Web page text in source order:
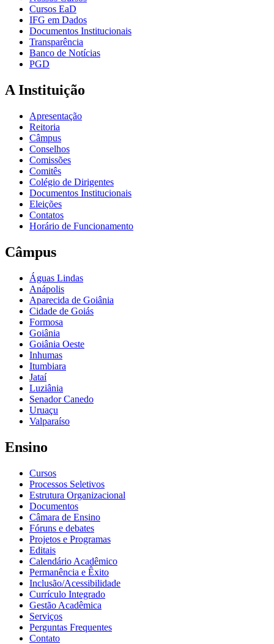
Cursos EaD
IFG em Dados
Documentos Institucionais
Transparência
Banco de Notícias
PGD
A Instituição
Apresentação
Reitoria
Câmpus
Conselhos
Comissões
Comitês
Colégio de Dirigentes
Documentos Institucionais
Eleições
Contatos
Horário de Funcionamento
Câmpus
Águas Lindas
Anápolis
Aparecida de Goiânia
Cidade de Goiás
Formosa
Goiânia
Goiânia Oeste
Inhumas
Itumbiara
Jataí
Luziânia
Senador Canedo
Uruaçu
Valparaíso
Ensino
Cursos
Processos Seletivos
Estrutura Organizacional
Documentos
Câmara de Ensino
Fóruns e debates
Projetos e Programas
Editais
Calendário Acadêmico
Permanência e Êxito
Inclusão/Acessibilidade
Currículo Integrado
Gestão Acadêmica
Serviços
Perguntas Frequentes
Contato